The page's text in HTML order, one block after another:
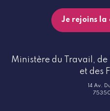
Je rejoins la
Ministère du Travail,
et des
14 Av.